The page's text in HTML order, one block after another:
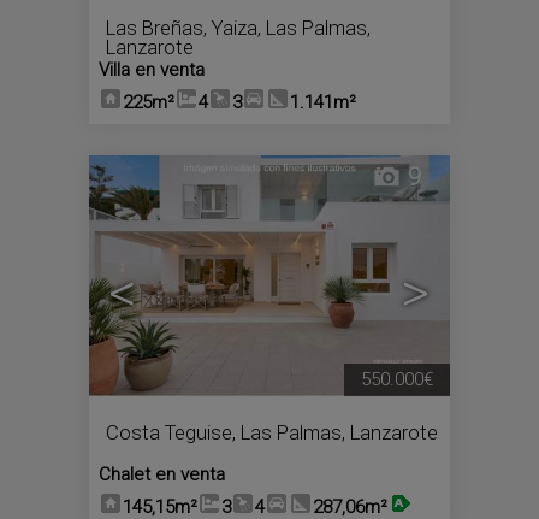
Las Breñas, Yaiza, Las Palmas,
Lanzarote
Villa en venta
225m²
4 3 1.141m²
< >
9
Costa Teguise, Las Palmas, Lanzarote
Chalet en venta
145,15m²
3 4 287,06m²
550.000€